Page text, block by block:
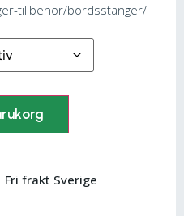
tillbehor/bordsstanger/
Fri frakt Sverige